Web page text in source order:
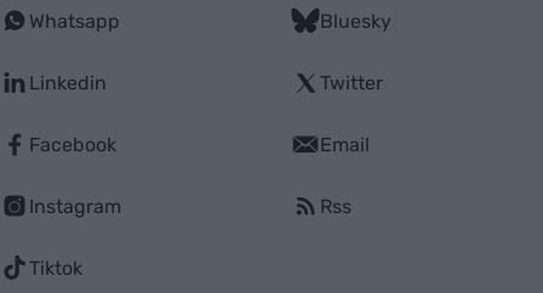
Whatsapp
Linkedin
Facebook
Instagram
Tiktok
Bluesky
Twitter
Email
Rss